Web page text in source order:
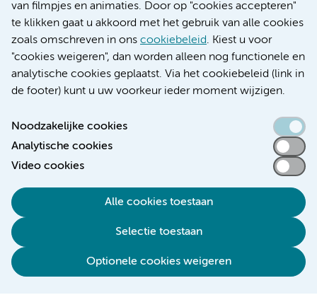
van filmpjes en animaties. Door op "cookies accepteren"
te klikken gaat u akkoord met het gebruik van alle cookies
zoals omschreven in ons cookiebeleid. Kiest u voor
"cookies weigeren", dan worden alleen nog functionele en
analytische cookies geplaatst. Via het cookiebeleid (link in
de footer) kunt u uw voorkeur ieder moment wijzigen.
Noodzakelijke cookies
Analytische cookies
Video cookies
Alle cookies toestaan
Selectie toestaan
Optionele cookies weigeren
Verwijzen & diagnostiek
Toegankelijkheidsverklaring
Responsible disclosure